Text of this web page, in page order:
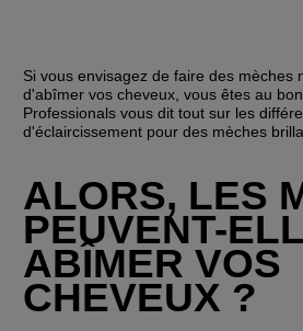
Si vous envisagez de faire des mèches
d'abîmer vos cheveux, vous êtes au
Professionals vous dit tout sur les
d'éclaircissement pour des mèches
ALORS, LES
PEUVENT-
ABÎMER VOS
CHEVEUX ?